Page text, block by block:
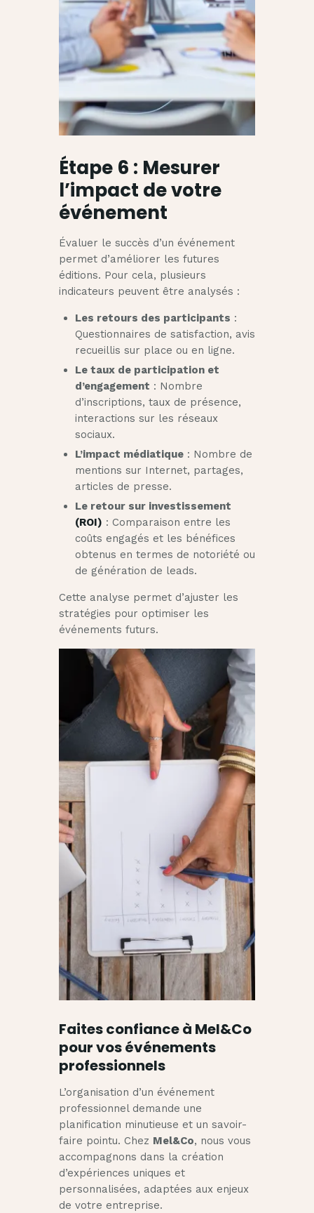
Étape 6 : Mesurer
l’impact de votre
événement
Évaluer le succès d’un événement
permet d’améliorer les futures
éditions. Pour cela, plusieurs
indicateurs peuvent être analysés :
Les retours des participants :
Questionnaires de satisfaction, avis
recueillis sur place ou en ligne.
Le taux de participation et
d’engagement : Nombre
d’inscriptions, taux de présence,
interactions sur les réseaux
sociaux.
L’impact médiatique: Nombre de
mentions sur Internet, partages,
articles de presse.
Le retour sur investissement
(ROI) : Comparaison entre les
coûts engagés et les bénéfices
obtenus en termes de notoriété ou
de génération de leads.
Cette analyse permet d’ajuster les
stratégies pour optimiser les
événements futurs.
Faites confiance à Mel&Co
pour vos événements
professionnels
L’organisation d’un événement
professionnel demande une
planification minutieuse et un savoir-
faire pointu. Chez Mel&Co, nous vous
accompagnons dans la création
d’expériences uniques et
personnalisées, adaptées aux enjeux
de votre entreprise.